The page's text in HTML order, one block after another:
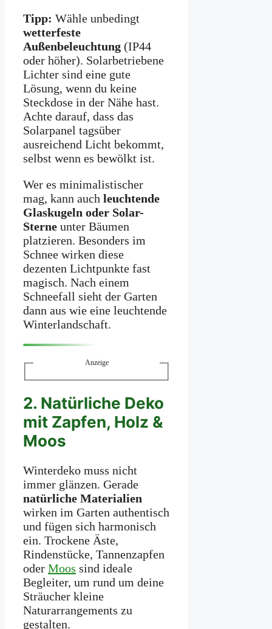
Tipp: Wähle unbedingt
wetterfeste
Außenbeleuchtung (IP44
oder höher). Solarbetriebene
Lichter sind eine gute
Lösung, wenn du keine
Steckdose in der Nähe hast.
Achte darauf, dass das
Solarpanel tagsüber
ausreichend Licht bekommt,
selbst wenn es bewölkt ist.
Wer es minimalistischer
mag, kann auch leuchtende
Glaskugeln oder Solar-
Sterne unter Bäumen
platzieren. Besonders im
Schnee wirken diese
dezenten Lichtpunkte fast
magisch. Nach einem
Schneefall sieht der Garten
dann aus wie eine leuchtende
Winterlandschaft.
Anzeige
2. Natürliche Deko
mit Zapfen, Holz &
Moos
Winterdeko muss nicht
immer glänzen. Gerade
natürliche Materialien
wirken im Garten authentisch
und fügen sich harmonisch
ein. Trockene Äste,
Rindenstücke, Tannenzapfen
oder Moos sind ideale
Begleiter, um rund um deine
Sträucher kleine
Naturarrangements zu
gestalten.